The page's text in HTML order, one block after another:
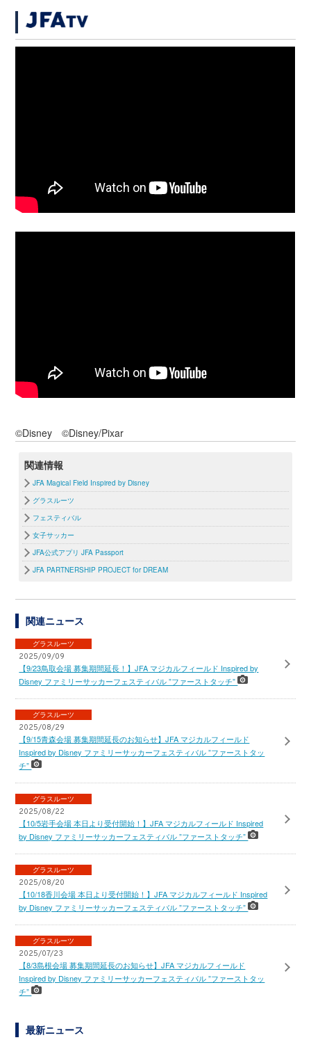
©Disney ©Disney/Pixar
関連情報
JFA Magical Field Inspired by Disney
グラスルーツ
フェスティバル
女子サッカー
JFA公式アプリ JFA Passport
JFA PARTNERSHIP PROJECT for DREAM
関連ニュース
グラスルーツ
2025/09/09
【9/23鳥取会場 募集期間延長！】JFA マジカルフィールド Inspired by
Disney ファミリーサッカーフェスティバル ”ファーストタッチ”
グラスルーツ
2025/08/29
【9/15青森会場 募集期間延長のお知らせ】JFA マジカルフィールド
Inspired by Disney ファミリーサッカーフェスティバル ”ファーストタッ
チ”
グラスルーツ
2025/08/22
【10/5岩手会場 本日より受付開始！】JFA マジカルフィールド Inspired
by Disney ファミリーサッカーフェスティバル ”ファーストタッチ”
グラスルーツ
2025/08/20
【10/18香川会場 本日より受付開始！】JFA マジカルフィールド Inspired
by Disney ファミリーサッカーフェスティバル ”ファーストタッチ”
グラスルーツ
2025/07/23
【8/3島根会場 募集期間延長のお知らせ】JFA マジカルフィールド
Inspired by Disney ファミリーサッカーフェスティバル ”ファーストタッ
チ”
最新ニュース